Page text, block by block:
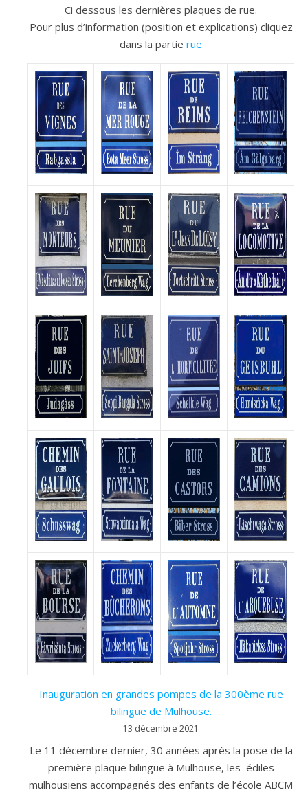
Ci dessous les dernières plaques de rue.
Pour plus d’information (position et explications) cliquez
dans la partie rue
Inauguration en grandes pompes de la 300ème rue
bilingue de Mulhouse.
13 décembre 2021
Le 11 décembre dernier, 30 années après la pose de la
première plaque bilingue à Mulhouse, les édiles
mulhousiens accompagnés des enfants de l’école ABCM